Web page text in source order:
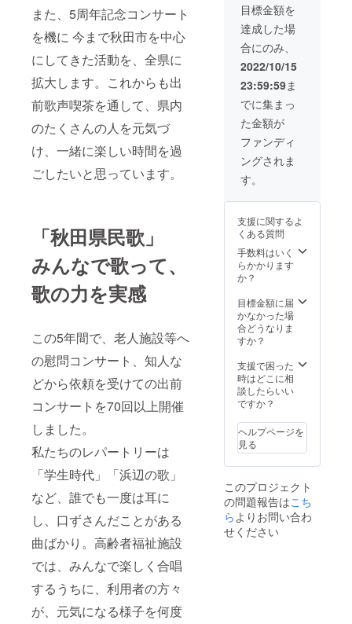
また、5周年記念コンサート
を機に 今まで秋田市を中心
にしてきた活動を、全県に
拡大します。これからも出
前歌声喫茶を通して、県内
のたくさんの人を元気づ
け、一緒に楽しい時間を過
ごしたいと思っています。
「秋田県民歌」
みんなで歌って、
歌の力を実感
この5年間で、老人施設等へ
の慰問コンサート、知人な
どから依頼を受けての出前
コンサートを70回以上開催
しました。
私たちのレパートリーは
「学生時代」「浜辺の歌」
など、誰でも一度は耳に
し、口ずさんだことがある
曲ばかり。高齢者福祉施設
では、みんなで楽しく合唱
するうちに、利用者の方々
が、元気になる様子を何度
で機材
持参可
能で
す。 実
施場所
までの
移動費
用（交
通費
等）に
つきま
して
は、全
ターン
金額で
す。 連
絡先：
カンプ
レ45マ
宇佐
美 携
帯090-
月 日程
につき
まして
は、相
談の上
調整さ
せてい
ただき
ます。
会場は
支援者
様にて
確保願
響設備
小会場
へは、
こちら
で機材
持参可
す。 実
施場所
までの
移動費
通費
等）に
つきま
して
て込み
のリ
ターン
金額で
絡先：
カンプ
レ45マ
ネー
ジャー/
目標金額を
達成した場
合にのみ、
2022/10/15
23:59:59ま
でに集まっ
た金額が
ファンディ
ングされま
す。
支援に関するよ
くある質問
手数料はいく
らかかります
か？
目標金額に届
かなかった場
合どうなりま
すか？
支援で困った
時はどこに相
談したらいい
ですか？
ヘルプページを
見る
このプロジェクト
の問題報告はこち
らよりお問い合わ
せください